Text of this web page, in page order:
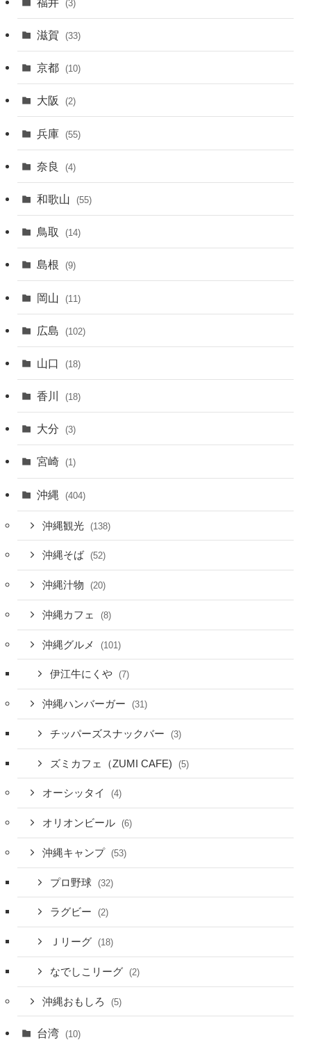
(3)
滋賀 (33)
京都 (10)
大阪 (2)
兵庫 (55)
奈良 (4)
和歌山 (55)
鳥取 (14)
島根 (9)
岡山 (11)
広島 (102)
山口 (18)
香川 (18)
大分 (3)
宮崎 (1)
沖縄 (404)
沖縄観光 (138)
沖縄そば (52)
沖縄汁物 (20)
沖縄カフェ (8)
沖縄グルメ (101)
伊江牛にくや (7)
沖縄ハンバーガー (31)
チッパーズスナックバー (3)
ズミカフェ（ZUMI CAFE) (5)
オーシッタイ (4)
オリオンビール (6)
沖縄キャンプ (53)
プロ野球 (32)
ラグビー (2)
Ｊリーグ (18)
なでしこリーグ (2)
沖縄おもしろ (5)
台湾 (10)